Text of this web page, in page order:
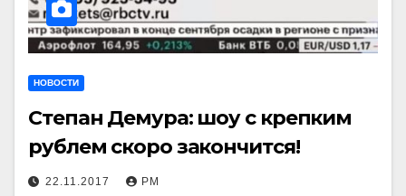
НОВОСТИ
Степан Демура: шоу с крепким
рублем скоро закончится!
22.11.2017 РМ